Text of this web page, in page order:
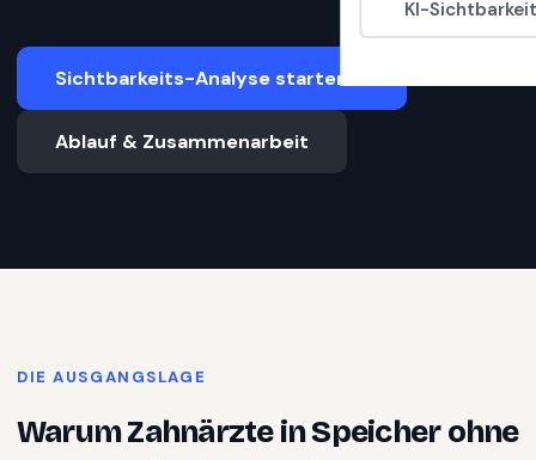
KI-
Sichtbarkeits-Analyse starten
Ablauf & Zusammenarbeit
DIE AUSGANGSLAGE
WarumZahnärzteinSpeicherohne